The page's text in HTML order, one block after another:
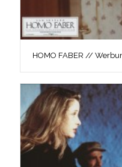
HOMO FABER //